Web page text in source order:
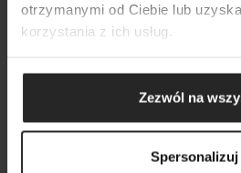
otrzymanymi od Ciebie lub
korzystania z ich usług.
Zezwól na
Spersonalizuj
MARKI